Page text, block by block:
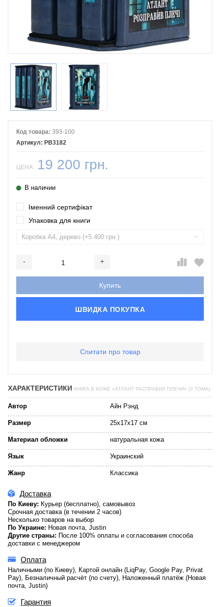
Код товара: 393-100
PB3182
ЦЕНА: 19 200 грн.
В наличии
Іменний сертифікат
Упаковка для книги
- +
Купить
ШВИДКА ПОКУПКА
Спитати про товар
ХАРАКТЕРИСТИКИ КНИГА В КОЖЕ «АТЛАНТ РАСПРАВИЛ ПЛЕЧИ» (3 ТОМА)
Автор Айн Рэнд
Размер 25х17х17 см
Материал обложки натуральная кожа
Язык Украинский
Жанр Классика
Доставка
По Киеву: Курьер (бесплатно), самовывоз
Срочная доставка (в течении 2 часов)
Несколько товаров на выбор
По Украине: Новая почта, Justin
Другие страны: После 100% оплаты и согласования способа
доставки с менеджером
Оплата
Наличными (по Киеву), Картой онлайн (LiqPay, Google Pay, Privat
Pay), Безналичный расчёт (по счету), Наложенный платёж (Новая
почта, Justin)
Гарантия